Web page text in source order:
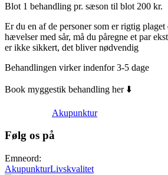
Blot 1 behandling pr. sæson til blot 200 kr.
Er du en af de personer som er rigtig
hævelser med sår, må du påregne et par
er ikke sikkert, det bliver nødvendig
Behandlingen virker indenfor 3-5 dage
Book myggestik behandling her ⬇️
Akupunktur
Følg os på
Emneord:
AkupunkturLivskvalitet